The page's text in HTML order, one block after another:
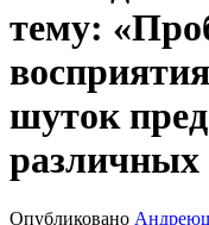
тему:
шуток
различных
Опубликовано